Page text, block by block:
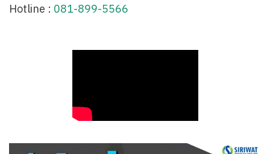
Hotline : 081-899-5566